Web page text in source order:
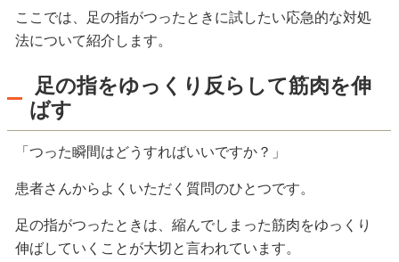
ここでは、足の指がつったときに試したい応急的な対処
法について紹介します。
足の指をゆっくり反らして筋肉を伸
ばす
「つった瞬間はどうすればいいですか？」
患者さんからよくいただく質問のひとつです。
足の指がつったときは、縮んでしまった筋肉をゆっくり
伸ばしていくことが大切と言われています。